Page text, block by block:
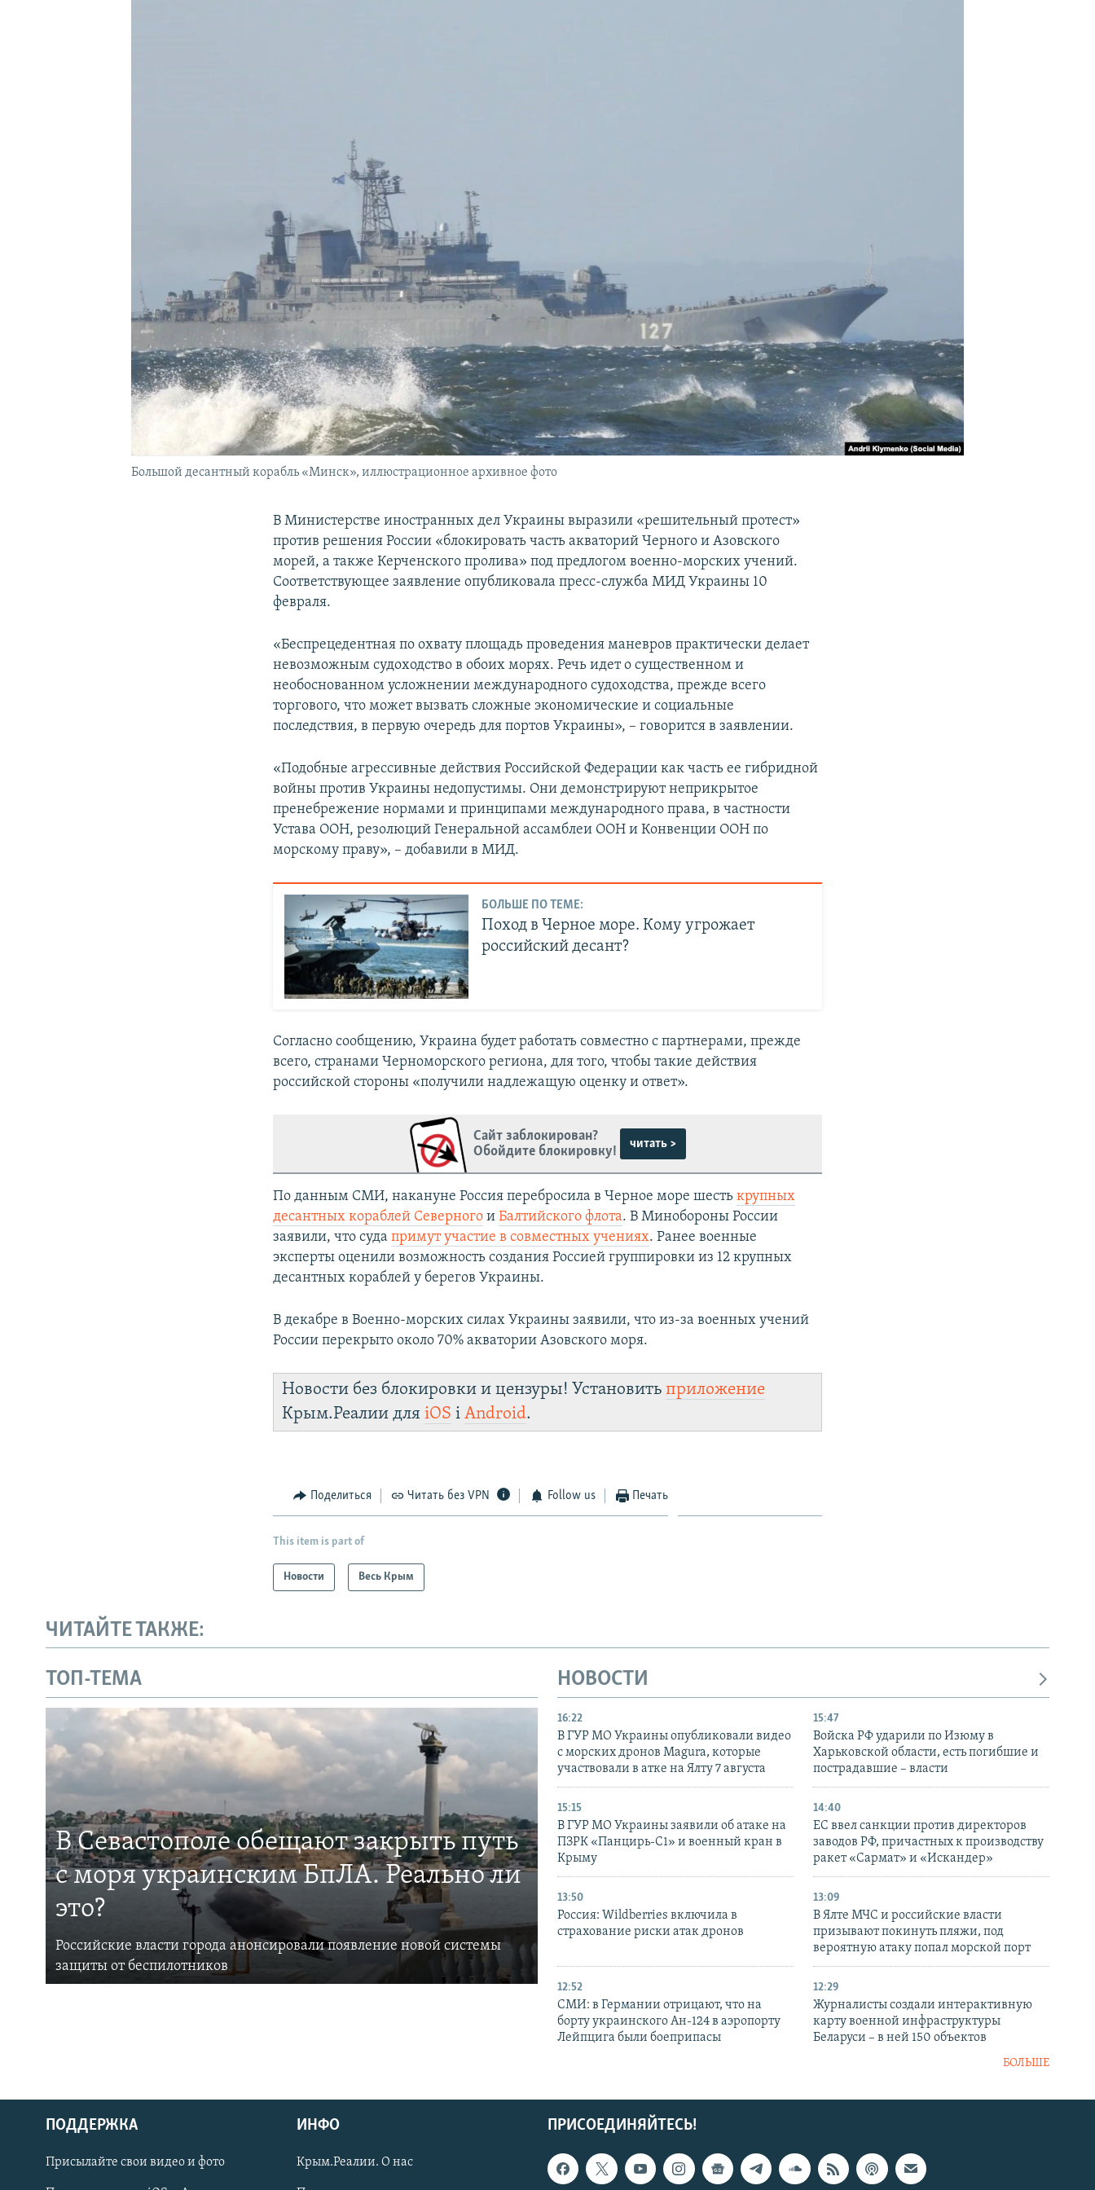
Українською
Большой десантный корабль «Минск», иллюстрационное архивное фото
В Министерстве иностранных дел Украины выразили «решительный протест»
против решения России «блокировать часть акваторий Черного и Азовского
морей, а также Керченского пролива» под предлогом военно-морских учений.
Соответствующее заявление опубликовала пресс-служба МИД Украины 10
февраля.
«Беспрецедентная по охвату площадь проведения маневров практически делает
невозможным судоходство в обоих морях. Речь идет о существенном и
необоснованном усложнении международного судоходства, прежде всего
торгового, что может вызвать сложные экономические и социальные
последствия, в первую очередь для портов Украины», – говорится в заявлении.
«Подобные агрессивные действия Российской Федерации как часть ее гибридной
войны против Украины недопустимы. Они демонстрируют неприкрытое
пренебрежение нормами и принципами международного права, в частности
Устава ООН, резолюций Генеральной ассамблеи ООН и Конвенции ООН по
морскому праву», – добавили в МИД.
БОЛЬШЕ ПО ТЕМЕ:
Поход в Черное море. Кому угрожает
российский десант?
Согласно сообщению, Украина будет работать совместно с партнерами, прежде
всего, странами Черноморского региона, для того, чтобы такие действия
российской стороны «получили надлежащую оценку и ответ».
Сайт заблокирован?
Обойдите блокировку!
читать >
По данным СМИ, накануне Россия перебросила в Черное море шестькрупных
десантных кораблей Северного иБалтийского флота. В Минобороны России
заявили, что судапримут участие в совместных учениях. Ранее военные
эксперты оценили возможность создания Россией группировки из 12 крупных
десантных кораблей у берегов Украины.
В декабре в Военно-морских силах Украины заявили, что из-за военных учений
России перекрыто около 70% акватории Азовского моря.
Новости без блокировки и цензуры! Установитьприложение
Крым.Реалии дляiOS іAndroid.
Поделиться Читать без VPN Follow us Печать
This item is part of
Новости Весь Крым
ЧИТАЙТЕ ТАКЖЕ:
ТОП-ТЕМА
В Севастополе обещают закрыть путь
с моря украинским БпЛА. Реально ли
это?
Российские власти города анонсировали появление новой системы
защиты от беспилотников
НОВОСТИ
16:22
В ГУР МО Украины опубликовали видео
с морских дронов Magura, которые
участвовали в атке на Ялту 7 августа
15:47
Войска РФ ударили по Изюму в
Харьковской области, есть погибшие и
пострадавшие – власти
15:15
В ГУР МО Украины заявили об атаке на
ПЗРК «Панцирь-С1» и военный кран в
Крыму
14:40
ЕС ввел санкции против директоров
заводов РФ, причастных к производству
ракет «Сармат» и «Искандер»
13:50
Россия: Wildberries включила в
страхование риски атак дронов
13:09
В Ялте МЧС и российские власти
призывают покинуть пляжи, под
вероятную атаку попал морской порт
12:52
СМИ: в Германии отрицают, что на
борту украинского Ан-124 в аэропорту
Лейпцига были боеприпасы
12:29
Журналисты создали интерактивную
карту военной инфраструктуры
Беларуси – в ней 150 объектов
БОЛЬШЕ
ПРИСОЕДИНЯЙТЕСЬ!
ПОДДЕРЖКА
Присылайте свои видео и фото
ИНФО
Крым.Реалии. О нас